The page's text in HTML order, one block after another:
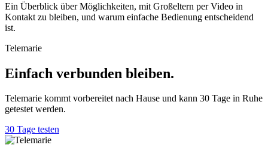
Ein Überblick über Möglichkeiten, mit Großeltern per Video in
Kontakt zu bleiben, und warum einfache Bedienung entscheidend
ist.
Telemarie
Einfach verbunden bleiben.
Telemarie kommt vorbereitet nach Hause und kann 30 Tage in Ruhe
getestet werden.
30 Tage testen